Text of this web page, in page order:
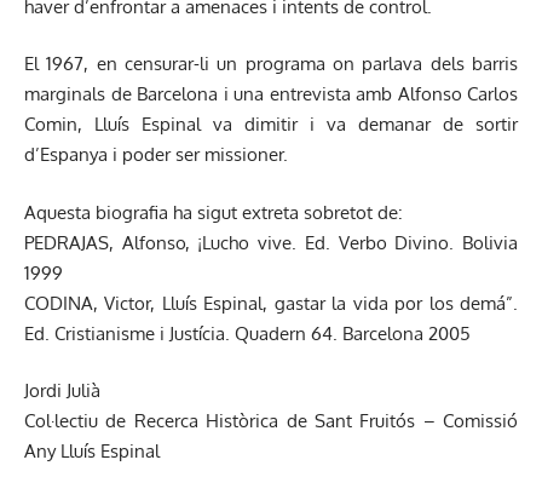
haver d’enfrontar a amenaces i intents de control.
El 1967, en censurar-li un programa on parlava dels barris
marginals de Barcelona i una entrevista amb Alfonso Carlos
Comin, Lluís Espinal va dimitir i va demanar de sortir
d’Espanya i poder ser missioner.
Aquesta biografia ha sigut extreta sobretot de:
PEDRAJAS, Alfonso, ¡Lucho vive. Ed. Verbo Divino. Bolivia
1999
CODINA, Victor, Lluís Espinal, gastar la vida por los demá”.
Ed. Cristianisme i Justícia. Quadern 64. Barcelona 2005
Jordi Julià
Col·lectiu de Recerca Històrica de Sant Fruitós – Comissió
Any Lluís Espinal